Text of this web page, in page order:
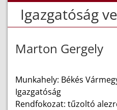
Igazgatóság
Marton Gergely
Munkahely: Békés
Igazgatóság
Rendfokozat: tűzoltó